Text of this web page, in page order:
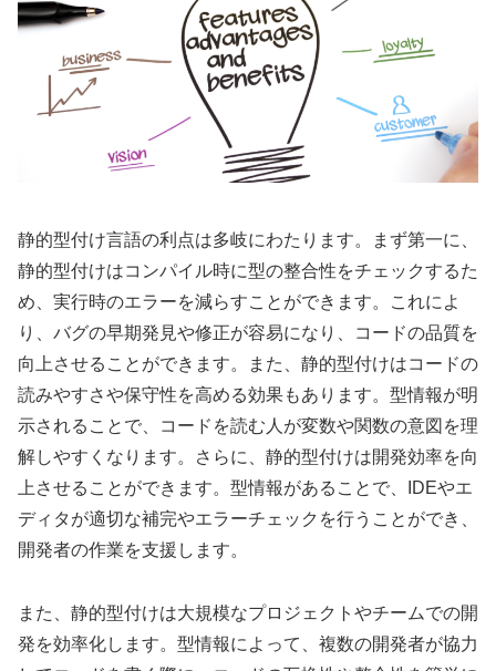
静的型付け言語の利点は多岐にわたります。まず第一に、
静的型付けはコンパイル時に型の整合性をチェックするた
め、実行時のエラーを減らすことができます。これによ
り、バグの早期発見や修正が容易になり、コードの品質を
向上させることができます。また、静的型付けはコードの
読みやすさや保守性を高める効果もあります。型情報が明
示されることで、コードを読む人が変数や関数の意図を理
解しやすくなります。さらに、静的型付けは開発効率を向
上させることができます。型情報があることで、IDEやエ
ディタが適切な補完やエラーチェックを行うことができ、
開発者の作業を支援します。
また、静的型付けは大規模なプロジェクトやチームでの開
発を効率化します。型情報によって、複数の開発者が協力